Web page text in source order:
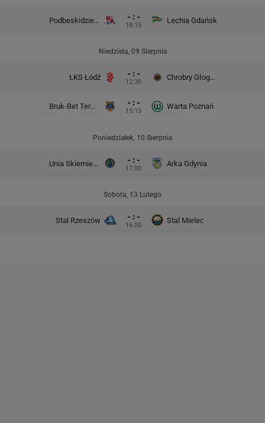
Podbeskidzie Bielsko-Biała - : -
18:15
Lechia Gdańsk
Niedziela, 09 Sierpnia
ŁKS Łódź - : -
12:30
Chrobry Głogów
Bruk-Bet Termalica Nieciecza - : -
15:15
Warta Poznań
Poniedziałek, 10 Sierpnia
Unia Skierniewice - : -
17:00
Arka Gdynia
Sobota, 13 Lutego
Stal Rzeszów - : -
16:00
Stal Mielec